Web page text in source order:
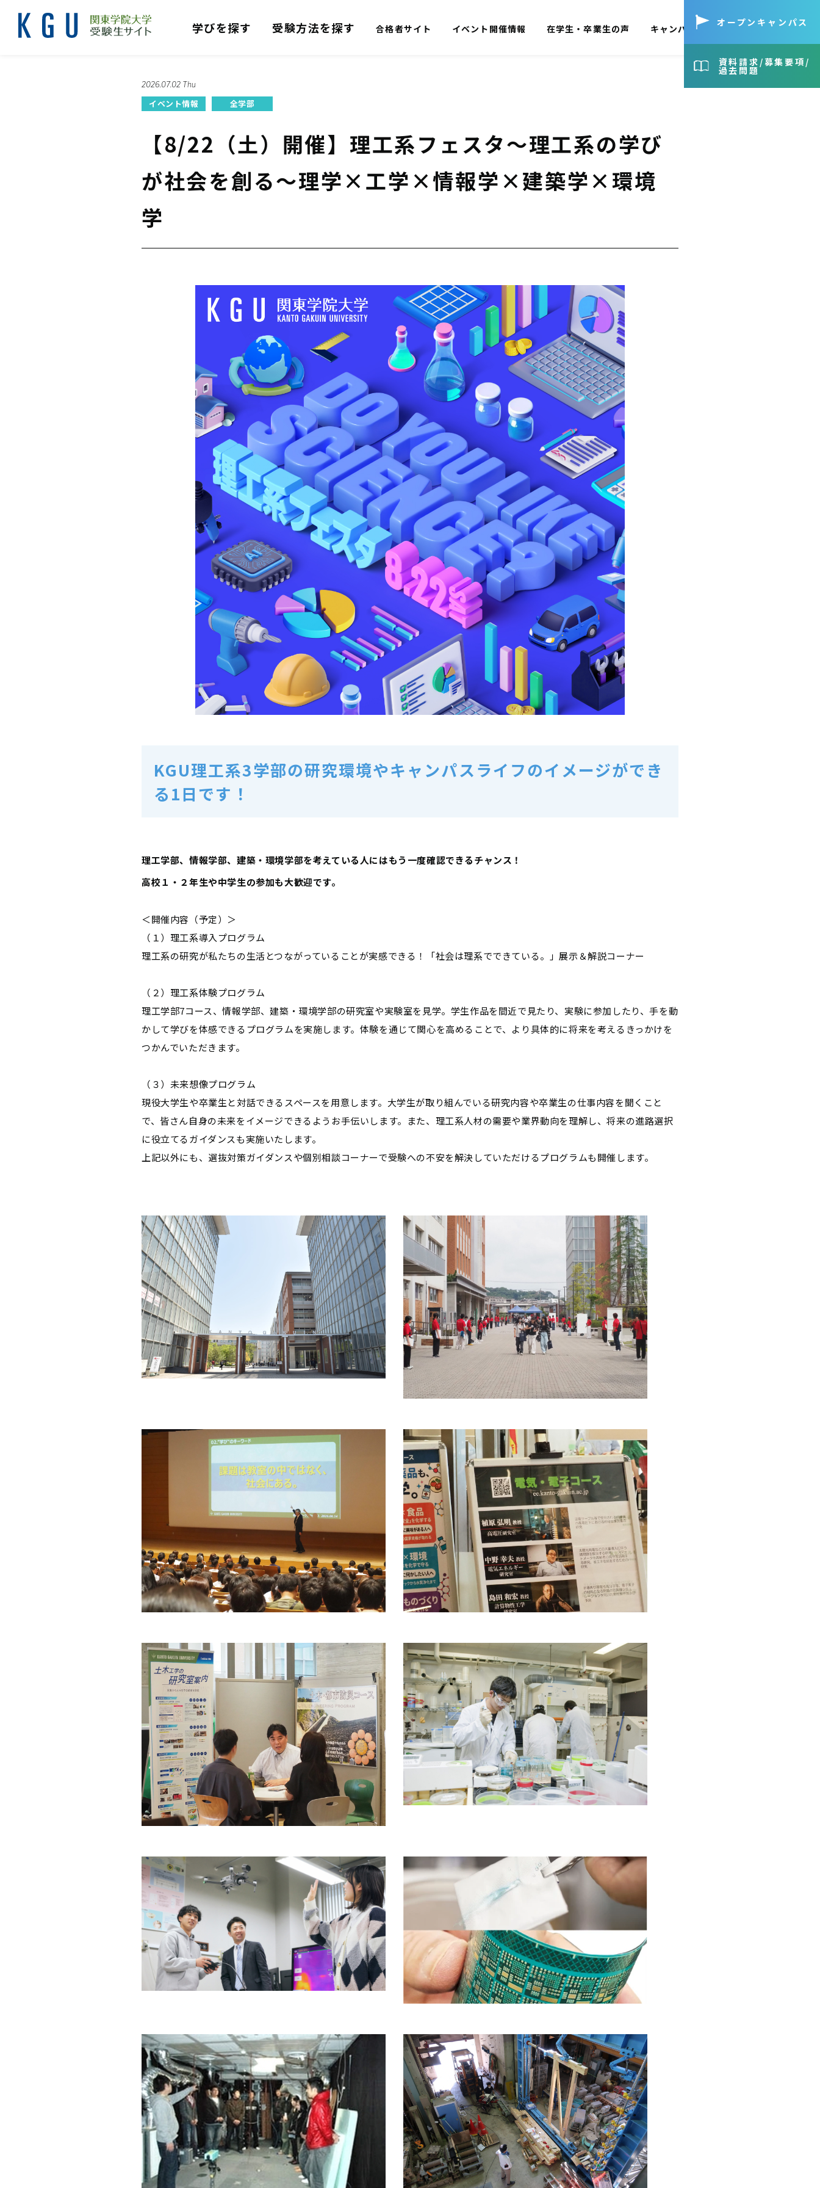
学びを探す 受験方法を探す 合格者サイト イベント開催情報 在学生・卒業生の声 キャンパス見学 お問い合わせ
オープン キャンパス
資料請求/募集要項/
過去問題
2026.07.02 Thu
イベント情報 全学部
【8/22（土）開催】理工系フェスタ～理工系の学び
が社会を創る～理学×工学×情報学×建築学×環境
学
KGU理工系3学部の研究環境やキャンパスライフのイメージができ
る1日です！
理工学部、情報学部、建築・環境学部を考えている人にはもう一度確認できるチャンス！
高校１・２年生や中学生の参加も大歓迎です。
＜開催内容（予定）＞
（１）理工系導入プログラム
理工系の研究が私たちの生活とつながっていることが実感できる！「社会は理系でできている。」展示＆解説コーナー
（２）理工系体験プログラム
理工学部7コース、情報学部、建築・環境学部の研究室や実験室を見学。学生作品を間近で見たり、実験に参加したり、手を動
かして学びを体感できるプログラムを実施します。体験を通じて関心を高めることで、より具体的に将来を考えるきっかけを
つかんでいただきます。
（３）未来想像プログラム
現役大学生や卒業生と対話できるスペースを用意します。大学生が取り組んでいる研究内容や卒業生の仕事内容を聞くこと
で、皆さん自身の未来をイメージできるようお手伝いします。また、理工系人材の需要や業界動向を理解し、将来の進路選択
に役立てるガイダンスも実施いたします。
上記以外にも、選抜対策ガイダンスや個別相談コーナーで受験への不安を解決していただけるプログラムも開催します。